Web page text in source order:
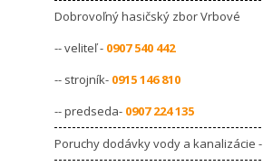
Dobrovoľný hasičský zbor Vrbové
-- veliteľ - 0907 540 442
-- strojník- 0915 146 810
-- predseda- 0907 224 135
Poruchy dodávky vody a kanalizácie -